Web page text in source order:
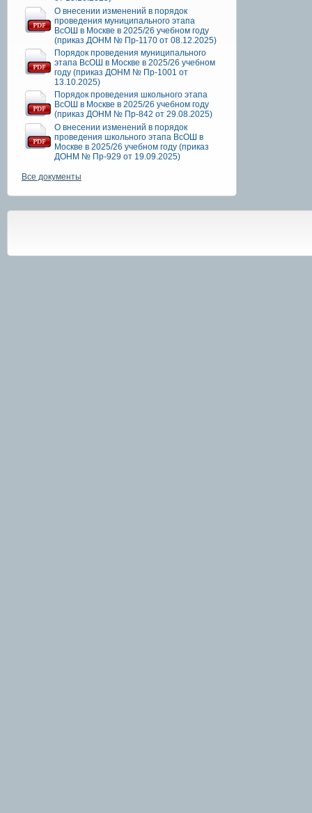
О внесении изменений в порядок
проведения муниципального этапа
ВсОШ в Москве в 2025/26 учебном году
(приказ ДОНМ № Пр-1170 от 08.12.2025)
Порядок проведения муниципального
этапа ВсОШ в Москве в 2025/26 учебном
году (приказ ДОНМ № Пр-1001 от
13.10.2025)
Порядок проведения школьного этапа
ВсОШ в Москве в 2025/26 учебном году
(приказ ДОНМ № Пр-842 от 29.08.2025)
О внесении изменений в порядок
проведения школьного этапа ВсОШ в
Москве в 2025/26 учебном году (приказ
ДОНМ № Пр-929 от 19.09.2025)
Все документы